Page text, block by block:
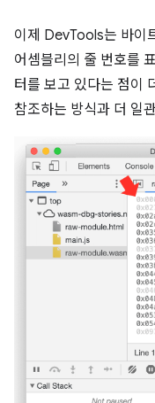
이제 DevTools는 바이
어셈블리의 줄 번호를
터를 보고 있다는 점이
참조하는 방식과 더 일